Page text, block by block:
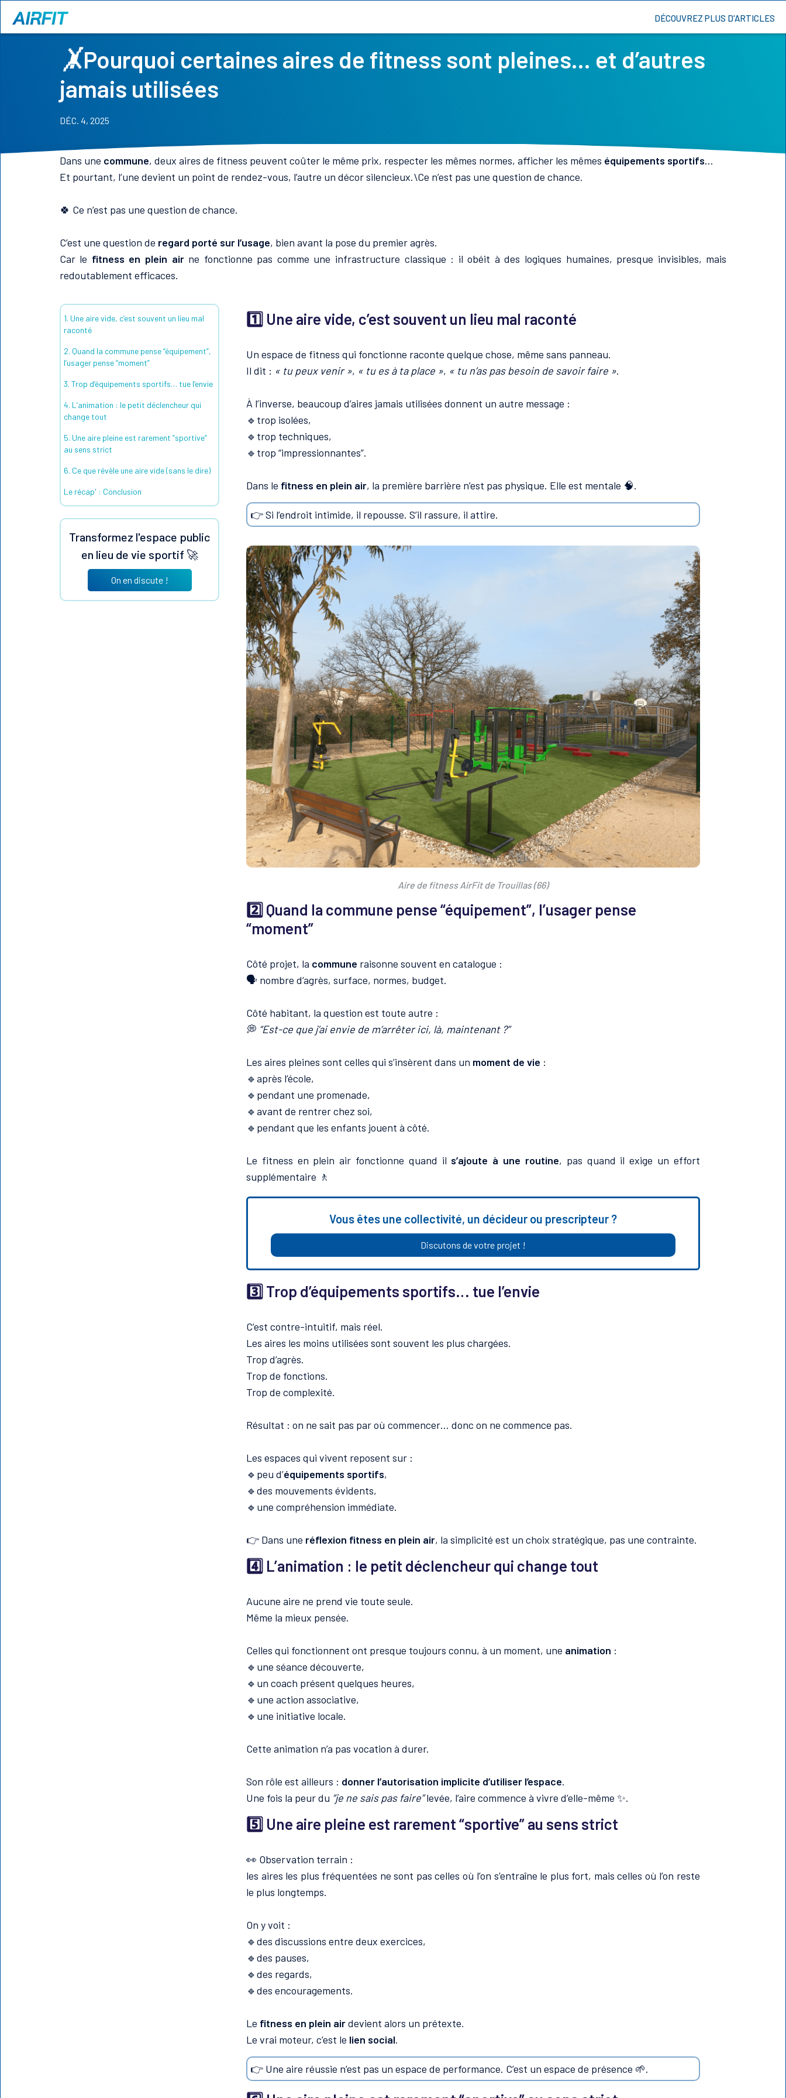
DÉCOUVREZ PLUS D'ARTICLES
🤸Pourquoi certaines aires de fitness sont pleines… et d’autres
jamais utilisées
DÉC. 4, 2025
Dans une commune, deux aires de fitness peuvent coûter le même prix, respecter les mêmes normes, afficher les mêmes équipements sportifs…
Et pourtant, l’une devient un point de rendez-vous, l’autre un décor silencieux.\Ce n’est pas une question de chance.
🍀 Ce n’est pas une question de chance.
C’est une question de regard porté sur l’usage, bien avant la pose du premier agrès.
Car le fitness en plein airne fonctionne pas comme une infrastructure classique : il obéit à des logiques humaines, presque invisibles, mais
redoutablement efficaces.
1. Une aire vide, c’est souvent un lieu mal
raconté
2. Quand la commune pense “équipement”,
l’usager pense “moment”
3. Trop d’équipements sportifs… tue l’envie
4. L’animation : le petit déclencheur qui
change tout
5. Une aire pleine est rarement “sportive”
au sens strict
6. Ce que révèle une aire vide (sans le dire)
Le récap' : Conclusion
Transformez l'espace public
en lieu de vie sportif 🚀
On en discute !
1️⃣ Une aire vide, c’est souvent un lieu mal raconté
Un espace de fitness qui fonctionne raconte quelque chose, même sans panneau.
Il dit : « tu peux venir », « tu es à ta place », « tu n’as pas besoin de savoir faire ».
À l’inverse, beaucoup d’aires jamais utilisées donnent un autre message :
🔹trop isolées,
🔹trop techniques,
🔹trop “impressionnantes”.
Dans le fitness en plein air, la première barrière n’est pas physique. Elle est mentale 🧠.
👉 Si l’endroit intimide, il repousse. S’il rassure, il attire.
Aire de fitness AirFit de Trouillas (66)
2️⃣ Quand la commune pense “équipement”, l’usager pense
“moment”
Côté projet, la commune raisonne souvent en catalogue :
🗣️ nombre d’agrès, surface, normes, budget.
Côté habitant, la question est toute autre :
💭 “Est-ce que j’ai envie de m’arrêter ici, là, maintenant ?”
Les aires pleines sont celles qui s’insèrent dans un moment de vie :
🔹après l’école,
🔹pendant une promenade,
🔹avant de rentrer chez soi,
🔹pendant que les enfants jouent à côté.
Le fitness en plein air fonctionne quand il s’ajoute à une routine, pas quand il exige un effort
supplémentaire 🚶
Vous êtes une collectivité, un décideur ou prescripteur ?
Discutons de votre projet !
3️⃣ Trop d’équipements sportifs… tue l’envie
C’est contre-intuitif, mais réel.
Les aires les moins utilisées sont souvent les plus chargées.
Trop d’agrès.
Trop de fonctions.
Trop de complexité.
Résultat : on ne sait pas par où commencer… donc on ne commence pas.
Les espaces qui vivent reposent sur :
🔹peu d’équipements sportifs,
🔹des mouvements évidents,
🔹une compréhension immédiate.
👉 Dans une réflexion fitness en plein air, la simplicité est un choix stratégique, pas une contrainte.
4️⃣ L’animation : le petit déclencheur qui change tout
Aucune aire ne prend vie toute seule.
Même la mieux pensée.
Celles qui fonctionnent ont presque toujours connu, à un moment, une animation :
🔹une séance découverte,
🔹un coach présent quelques heures,
🔹une action associative,
🔹une initiative locale.
Cette animation n’a pas vocation à durer.
Son rôle est ailleurs : donner l’autorisation implicite d’utiliser l’espace.
Une fois la peur du “je ne sais pas faire”levée, l’aire commence à vivre d’elle-même ✨.
5️⃣ Une aire pleine est rarement “sportive” au sens strict
👀 Observation terrain :
les aires les plus fréquentées ne sont pas celles où l’on s’entraîne le plus fort, mais celles où l’on reste
le plus longtemps.
On y voit :
🔹des discussions entre deux exercices,
🔹des pauses,
🔹des regards,
🔹des encouragements.
Le fitness en plein airdevient alors un prétexte.
Le vrai moteur, c’est le lien social.
👉 Une aire réussie n’est pas un espace de performance. C’est un espace de présence 🌱.